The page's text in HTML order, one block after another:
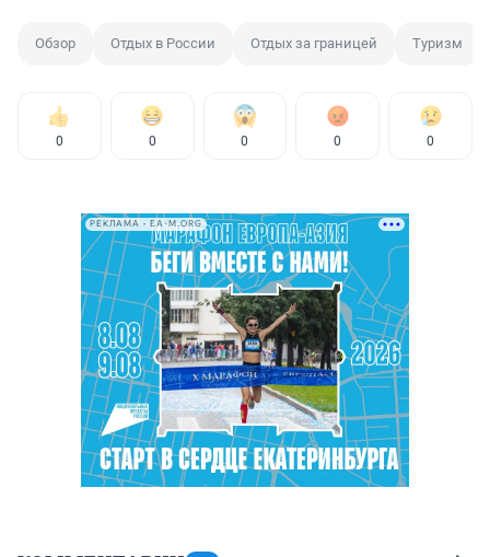
Обзор Отдых в России Отдых за границей Туризм
0 0 0 0 0
РЕКЛАМА • EA-M.ORG